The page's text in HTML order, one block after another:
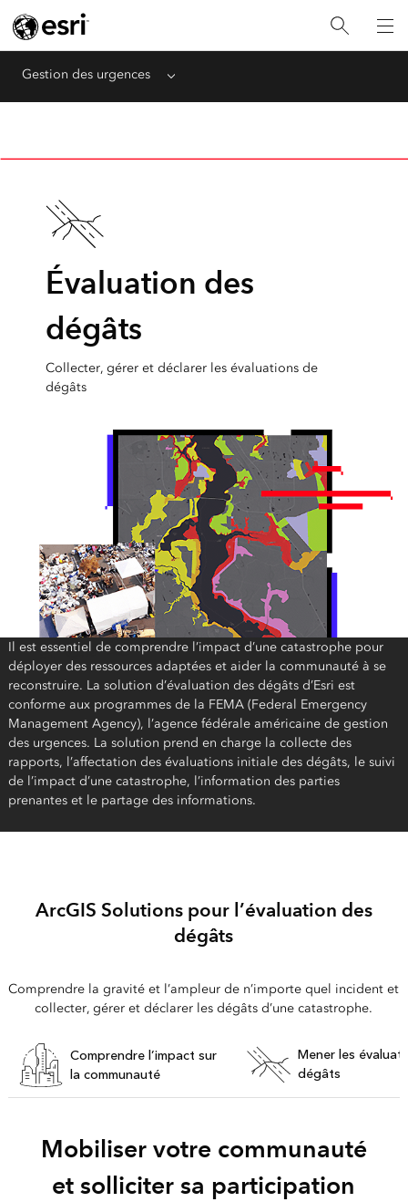
Gestion des urgences Menu
Évaluation des
dégâts
Collecter, gérer et déclarer les évaluations de
dégâts
Il est essentiel de comprendre l’impact d’une catastrophe pour
déployer des ressources adaptées et aider la communauté à se
reconstruire. La solution d’évaluation des dégâts d’Esri est
conforme aux programmes de la FEMA (Federal Emergency
Management Agency), l’agence fédérale américaine de gestion
des urgences. La solution prend en charge la collecte des
rapports, l’affectation des évaluations initiale des dégâts, le suivi
de l’impact d’une catastrophe, l’information des parties
prenantes et le partage des informations.
ArcGIS Solutions pour l’évaluation des
dégâts
Comprendre la gravité et l’ampleur de n’importe quel incident et
collecter, gérer et déclarer les dégâts d’une catastrophe.
Comprendre l’impact sur
la communauté
Mener les
dégâts
Mobiliser votre communauté
et solliciter sa participation